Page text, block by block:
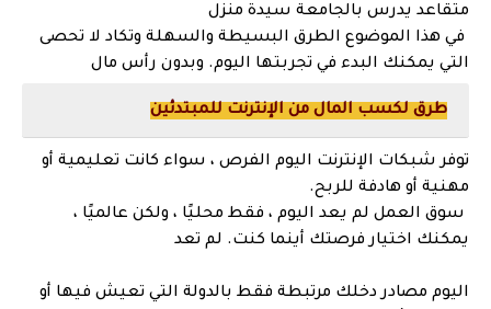
متقاعد يدرس بالجامعة سيدة منزل
في هذا الموضوع الطرق البسيطة والسهلة وتكاد لا تحصى
التي يمكنك البدء في تجربتها اليوم. وبدون رأس مال
طرق لكسب المال من الإنترنت للمبتدئين
توفر شبكات الإنترنت اليوم الفرص ، سواء كانت تعليمية أو
مهنية أو هادفة للربح.
سوق العمل لم يعد اليوم ، فقط محليًا ، ولكن عالميًا ،
يمكنك اختيار فرصتك أينما كنت. لم تعد
اليوم مصادر دخلك مرتبطة فقط بالدولة التي تعيش فيها أو